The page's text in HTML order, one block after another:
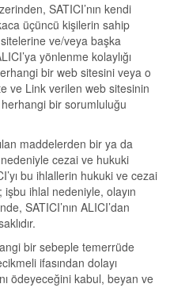
SATICI’nın kendi
üçüncü kişilerin sahip
ve/veya başka
yönlenme kolaylığı
bir web sitesini veya o
ve Link verilen web sitesinin
herhangi bir sorumluluğu
maddelerden bir ya da
cezai ve hukuki
bu ihlallerin hukuki ve cezai
işbu ihlal nedeniyle, olayın
SATICI’nın ALICI’dan
bir sebeple temerrüde
ifasından dolayı
ödeyeceğini kabul, beyan ve